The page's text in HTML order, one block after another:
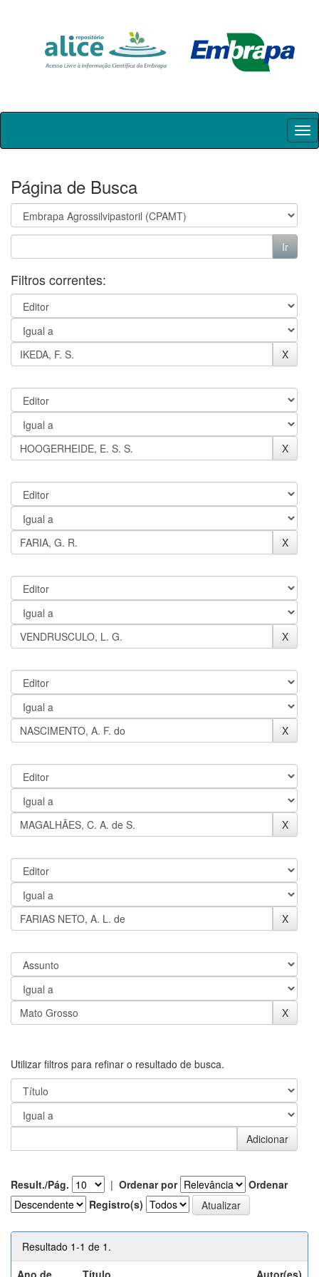
Skip
Página de Busca
Filtros correntes:
Utilizar filtros para refinar o resultado de busca.
Result./Pág. | Ordenar por
Ordenar
Registro(s)
Resultado 1-1 de 1.
Ano de
Título Autor(es)